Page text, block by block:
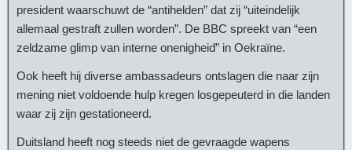
president waarschuwt de “antihelden” dat zij “uiteindelijk
allemaal gestraft zullen worden”. De BBC spreekt van “een
zeldzame glimp van interne onenigheid” in Oekraïne.
Ook heeft hij diverse ambassadeurs ontslagen die naar zijn
mening niet voldoende hulp kregen losgepeuterd in die landen
waar zij zijn gestationeerd.
Duitsland heeft nog steeds niet de gevraagde wapens